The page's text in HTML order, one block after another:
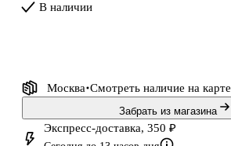
В наличии
Москва Смотреть наличие на карте
Забрать из магазина
Экспресс-доставка, 350 ₽